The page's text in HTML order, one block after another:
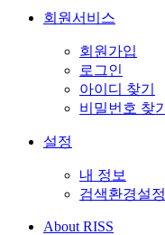
회원서비스
회원가입
로그인
아이디 찾기
비밀번호 찾기
설정
내 정보
검색환경설정
About RISS